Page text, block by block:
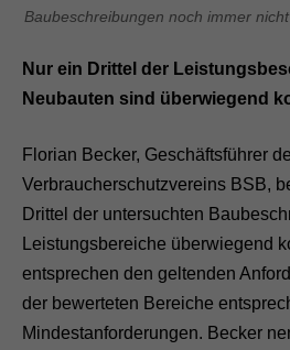
Baubeschreibungen noch immer
Nur ein Drittel der
Neubauten sind überwiegend
Florian Becker, Geschäftsführer
Verbraucherschutzvereins BSB,
Drittel der untersuchten
Leistungsbereiche überwiegend
entsprechen den geltenden
der bewerteten Bereiche
Mindestanforderungen. Becker